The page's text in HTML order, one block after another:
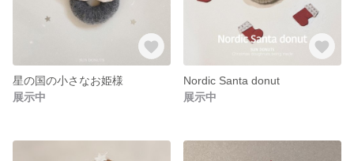
星の国の小さなお姫様
展示中
Nordic Santa donut
展示中